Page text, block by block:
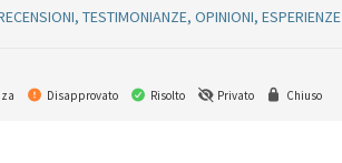
TESTIMONIANZE, OPINIONI, ESPERIENZE
Disapprovato Risolto Privato Chiuso